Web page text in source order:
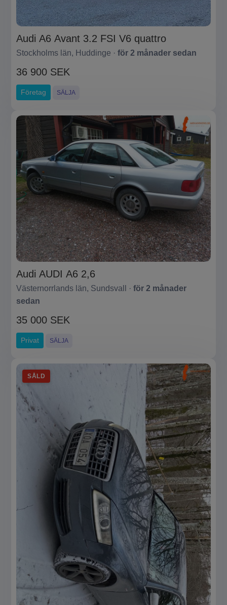
Audi A6 Avant 3.2 FSI V6 quattro
Stockholms län, Huddinge · för 2 månader sedan
36 900 SEK
Företag SÄLJA
Audi AUDI A6 2,6
Västernorrlands län, Sundsvall · för 2 månader
sedan
35 000 SEK
Privat SÄLJA
SÅLD